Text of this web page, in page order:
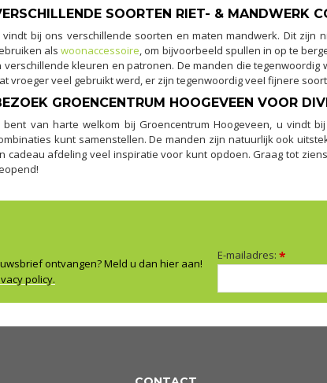
SOORTEN RIET- & MANDWERK
vindt bij ons verschillende soorten en maten mandwerk. Dit
alswoonaccessoire, om bijvoorbeeld spullen in op te
verschillende kleuren en patronen. De manden die
vroeger veel gebruikt werd, er zijn tegenwoordig veeI fijnere
GROENCENTRUM HOOGEVEEN VOOR
bent van harte welkom bij Groencentrum Hoogeveen, u vindt
kunt samenstellen. De manden zijn natuurlijk ook
cadeau afdeling veel inspiratie voor kunt opdoen. Graag tot
ontvangen? Meld u dan hier aan!
policy.
E-mailadres: *